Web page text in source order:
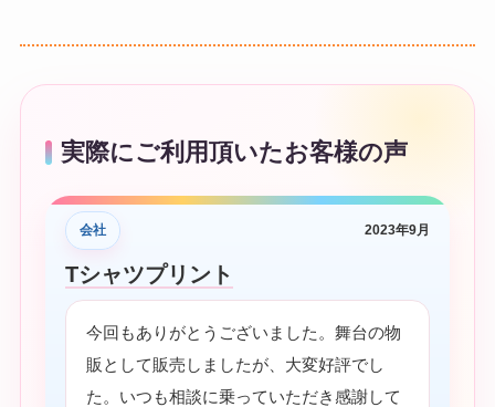
実際にご利用頂いたお客様の声
会社 2023年9月
Tシャツプリント
今回もありがとうございました。舞台の物
販として販売しましたが、大変好評でし
た。いつも相談に乗っていただき感謝して